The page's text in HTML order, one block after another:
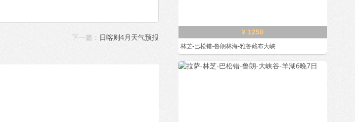
下一篇： 日喀则4月天气预报
¥ 1250
林芝-巴松错-鲁朗林海-雅鲁藏布大峡